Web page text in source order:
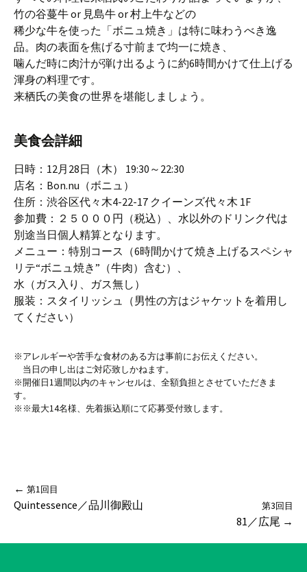
竹の谷蔓牛 or 見島牛 or 村上牛などの
稀少な牛を使った「ボニュ焼き」は特に味わうべき逸
品。肉の表面を焦げる寸前まで均一に焼き、
噛んだ時に肉汁が弾け出るように約6時間かけて仕上げる
渾身の料理です。
来栖氏の美食の世界を堪能しましょう。
美食会詳細
日時：12月28日（木） 19:30～22:30
店名：Bon.nu（ボニュ）
住所：渋谷区代々木4-22-17 クイーンズ代々木 1F
参加費：２５０００円（税込）、水以外のドリンク代は
別途当日個人精算となります。
メニュー：特別コース（6時間かけて焼き上げるスペシャ
リテ“ボニュ焼き”（牛肉）含む）、
水（ガス入り、ガス無し）
服装：スタイリッシュ（男性の方はジャケットを着用し
てください）
※アレルギーや苦手な食材のある方は事前にお伝えください。
当日の申し出はご対応致しかねます。
※開催日1週間以内のキャンセルは、全額負担とさせていただきま
す。
※※最大14名様、先着振込順にて応募受付致します。
投
稿
← 第1回目
Quintessence／品川御殿山 第3回目
81／広尾 →